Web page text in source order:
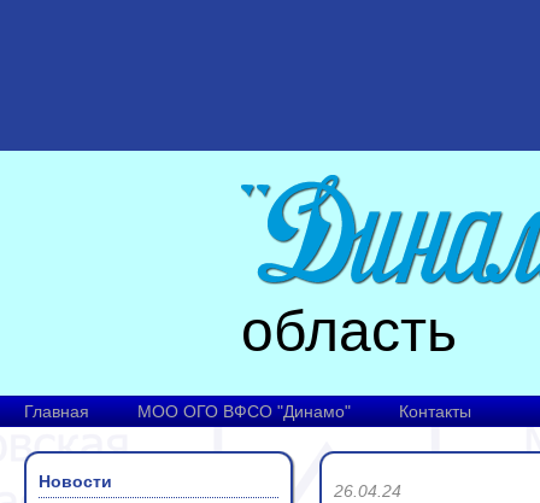
область
Главная МОО ОГО ВФСО "Динамо" Контакты
Новости
26.04.24